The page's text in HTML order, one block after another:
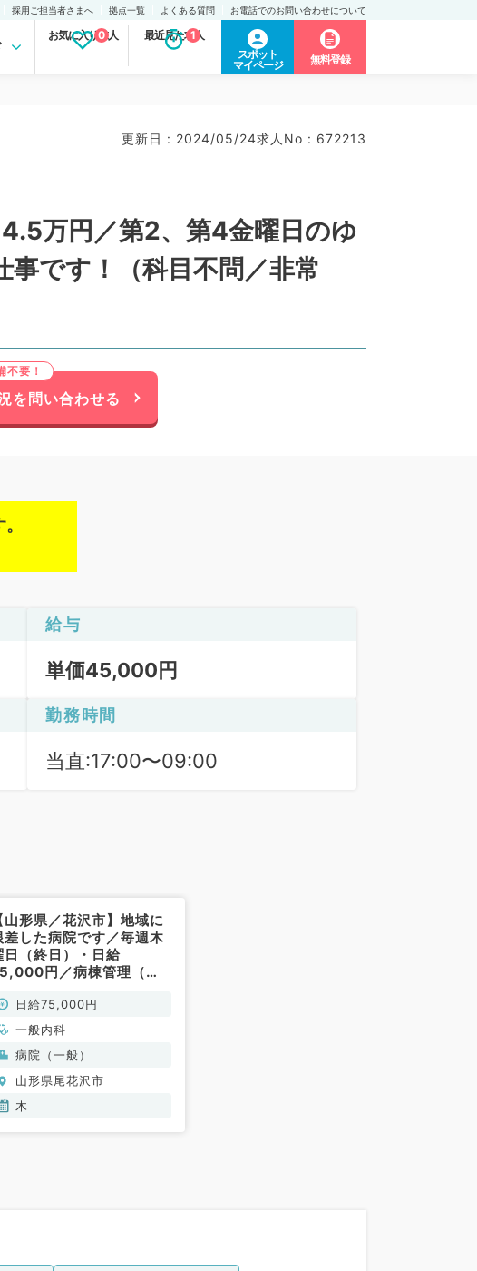
採用ご担当者さまへ 拠点一覧 よくある質問 お電話でのお問い合わせについて
お気に入り求人
0 最近見た求人
1
スポット
マイページ
無料登録
更新日 : 2024/05/24求人No : 672213
万円／第2、第4金曜日のゆ
です！（科目不問／非常
を問い合わせる
給与
単価45,000円
勤務時間
当直:17:00〜09:00
山形県／花沢市】地域に
差した病院です／毎週木
日（終日）・日給
円／病棟管理（一
日給75,000円
一般内科
病院（一般）
山形県尾花沢市
木